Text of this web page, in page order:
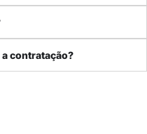
contratação?